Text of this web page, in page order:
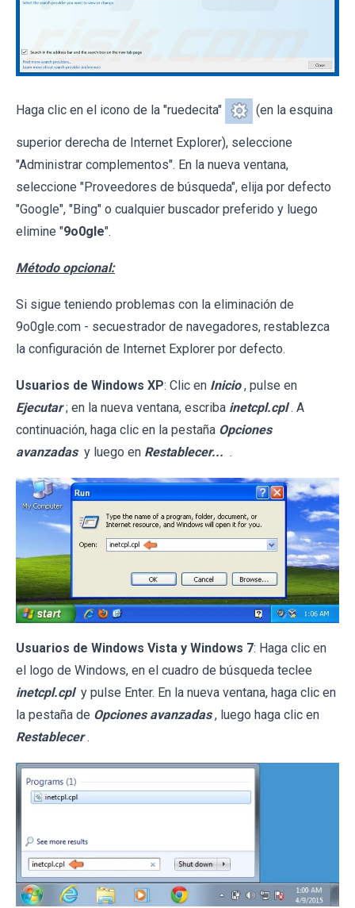
Haga clic en el icono de la "ruedecita" (en la esquina
superior derecha de Internet Explorer), seleccione
"Administrar complementos". En la nueva ventana,
seleccione "Proveedores de búsqueda", elija por defecto
"Google", "Bing" o cualquier buscador preferido y luego
elimine "9o0gle".
Método opcional:
Si sigue teniendo problemas con la eliminación de
9o0gle.com - secuestrador de navegadores, restablezca
la configuración de Internet Explorer por defecto.
Usuarios de Windows XP: Clic en Inicio , pulse en
Ejecutar ; en la nueva ventana, escriba inetcpl.cpl . A
continuación, haga clic en la pestaña Opciones
avanzadas y luego en Restablecer... .
Usuarios de Windows Vista y Windows 7: Haga clic en
el logo de Windows, en el cuadro de búsqueda teclee
inetcpl.cpl y pulse Enter. En la nueva ventana, haga clic en
la pestaña de Opciones avanzadas , luego haga clic en
Restablecer .